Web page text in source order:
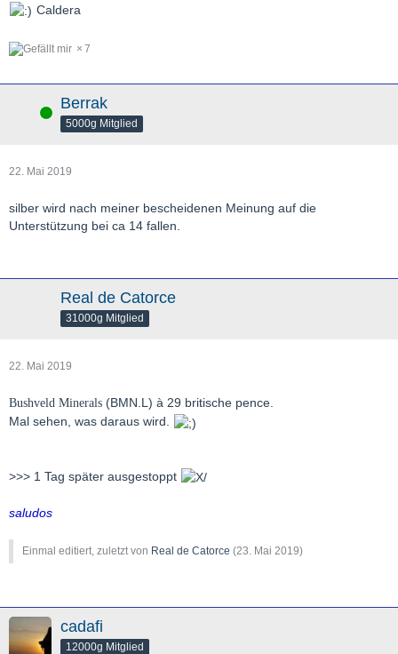
Caldera
7
Online Berrak
5000g Mitglied
22. Mai 2019
silber wird nach meiner bescheidenen Meinung auf die
Unterstützung bei ca 14 fallen.
Real de Catorce
31000g Mitglied
22. Mai 2019
Bushveld Minerals (BMN.L) à 29 britische pence.
Mal sehen, was daraus wird.
>>> 1 Tag später ausgestoppt
saludos
Einmal editiert, zuletzt von Real de Catorce (23. Mai 2019)
cadafi
12000g Mitglied